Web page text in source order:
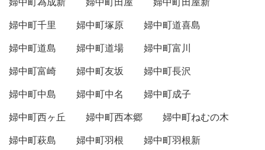
婦中町千里
婦中町塚原
婦中町道喜島
婦中町道島
婦中町道場
婦中町富川
婦中町富崎
婦中町友坂
婦中町長沢
婦中町中島
婦中町中名
婦中町成子
婦中町西ヶ丘
婦中町西本郷
婦中町ねむの木
婦中町萩島
婦中町羽根
婦中町羽根新